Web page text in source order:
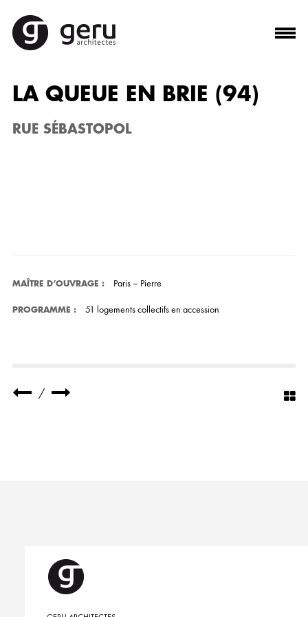
LA QUEUE EN BRIE (94)
RUE SÉBASTOPOL
MAÎTRE D’OUVRAGE : Paris – Pierre
PROGRAMME : 51 logements collectifs en accession
/